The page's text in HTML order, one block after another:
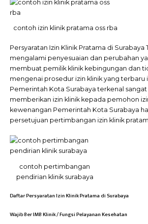
contoh izin klinik pratama oss rba
Persyaratan Izin Klinik Pratama di Surabaya
mengalami penyesuaian dan perubahan
membuat pemilik klinik kebingungan dan
mengenai prosedur izin klinik yang terbaru
Pemerintah Kota Surabaya terkenal
memberikan izin klinik kepada pemohon
kewenangan Pemerintah Kota Surabaya
persetujuan pertimbangan izin klinik
contoh pertimbangan
pendirian klinik surabaya
Daftar Persyaratan Izin Klinik Pratama di Surabaya
Wajib Ber IMB Klinik / Fungsi Pelayanan Kesehatan